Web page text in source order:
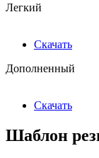
Легкий
Скачать
Дополненный
Скачать
Шаблон